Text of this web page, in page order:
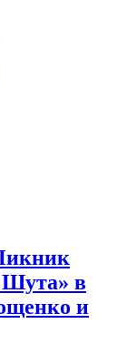
в
и